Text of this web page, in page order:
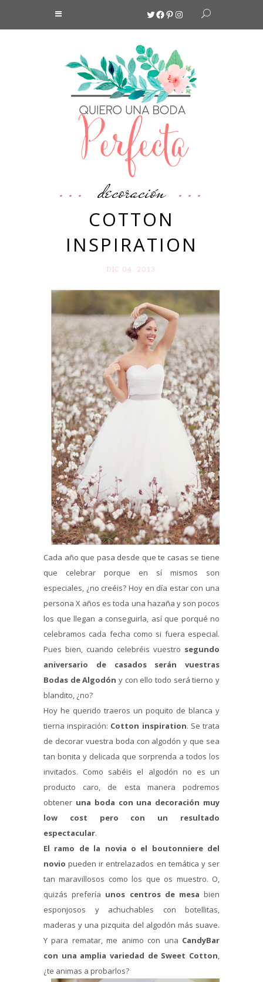
Twitter
Facebook
Pinterest
Instagram
decoración
COTTON
INSPIRATION
DIC 04. 2013
Cada año que pasa desde que te casas se tiene
que celebrar porque en sí mismos son
especiales, ¿no creéis? Hoy en día estar con una
persona X años es toda una hazaña y son pocos
los que llegan a conseguirla, así que porqué no
celebramos cada fecha como si fuera especial.
Pues bien, cuando celebréis vuestro segundo
aniversario de casados serán vuestras
Bodas de Algodón y con ello todo será tierno y
blandito, ¿no?
Hoy he querido traeros un poquito de blanca y
tierna inspiración: Cotton inspiration. Se trata
de decorar vuestra boda con algodón y que sea
tan bonita y delicada que sorprenda a todos los
invitados. Como sabéis el algodón no es un
producto caro, de esta manera podremos
obtener una boda con una decoración muy
low cost pero con un resultado
espectacular.
El ramo de la novia o el boutonniere del
novio pueden ir entrelazados en temática y ser
tan maravillosos como los que os muestro. O,
quizás prefería unos centros de mesa bien
esponjosos y achuchables con botellitas,
maderas y una pizquita del algodón más suave.
Y para rematar, me animo con una CandyBar
con una amplia variedad de Sweet Cotton,
¿te animas a probarlos?